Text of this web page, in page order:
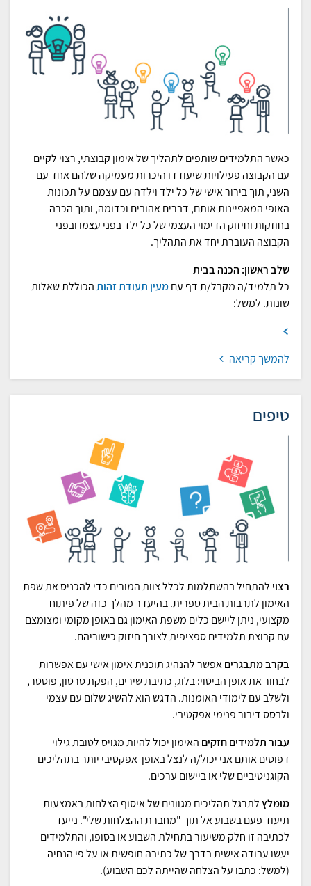
כאשר התלמידים שותפים לתהליך של אימון קבוצתי, רצוי לקיים
עם הקבוצה פעילויות שיעודדו היכרות מעמיקה שלהם אחד עם
השני, תוך בירור אישי של כל ילד וילדה עם עצמם על תכונות
האופי המאפיינות אותם, דברים אהובים וכדומה, ותוך הכרה
בחוזקות וחיזוק הדימוי העצמי של כל ילד בפני עצמו ובפני
הקבוצה העוברת יחד את התהליך.
שלב ראשון: הכנה בבית
כל תלמיד/ה מקבל/ת דף עםמעין תעודת זהותהכוללת שאלות
שונות. למשל:
להמשך קריאה
טיפים
רצוי להתחיל בהשתלמות לכלל צוות המורים כדי להכניס את שפת
האימון לתרבות הבית ספרית. בהיעדר מהלך כזה של פיתוח
מקצועי, ניתן ליישם כלים משפת האימון גם באופן מקומי ומצומצם
עם קבוצת תלמידים ספציפית לצורך חיזוק כישוריהם.
בקרב מתבגריםאפשר להנהיג תוכנית אימון אישי עם אפשרות
לבחור את אופן הביטוי: בלוג, כתיבת שירים, הפקת סרטון, פוסטר,
ולשלב עם לימודי האומנות. הדגש הוא להשיג שלום עם עצמי
ולבסס דיבור פנימי אפקטיבי.
עבור תלמידים חזקים האימון יכול להיות מגויס לטובת גילוי
דפוסים אותם אני יכול/ה לנצל באופן אפקטיבי יותר בתהליכים
הקוגניטיביים שלי או ביישום ערכים.
מומלץלתרגל תהליכים מגוונים של איסוף הצלחות באמצעות
תיעוד פעם בשבוע אל תוך "מחברת ההצלחות שלי". נייעד
לכתיבה זו חלק משיעור בתחילת השבוע או בסופו, והתלמידים
יעשו עבודה אישית בדרך של כתיבה חופשית או על פי הנחיה
(למשל: כתבו על הצלחה שהייתה לכם השבוע).